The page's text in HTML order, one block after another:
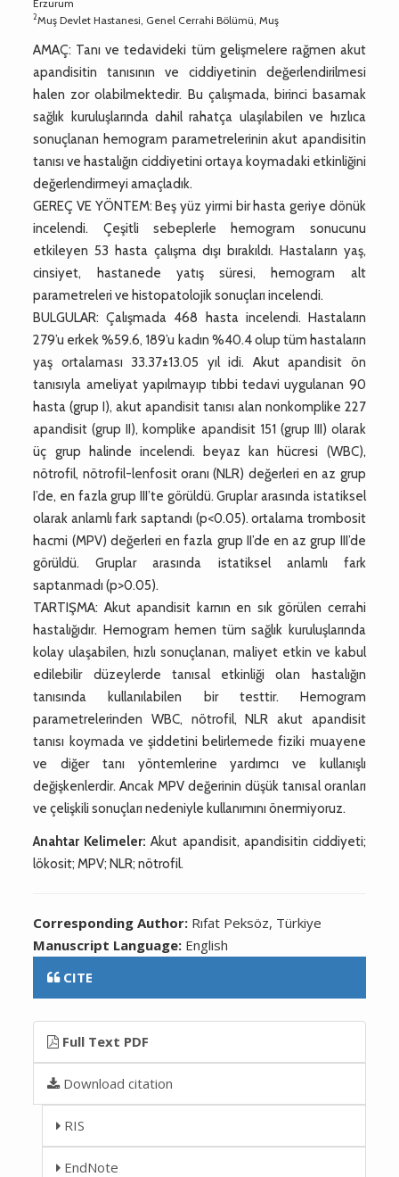
Erzurum
2Muş Devlet Hastanesi, Genel Cerrahi Bölümü, Muş
AMAÇ: Tanı ve tedavideki tüm gelişmelere rağmen akut
apandisitin tanısının ve ciddiyetinin değerlendirilmesi
halen zor olabilmektedir. Bu çalışmada, birinci basamak
sağlık kuruluşlarında dahil rahatça ulaşılabilen ve hızlıca
sonuçlanan hemogram parametrelerinin akut apandisitin
tanısı ve hastalığın ciddiyetini ortaya koymadaki etkinliğini
değerlendirmeyi amaçladık.
GEREÇ VE YÖNTEM: Beş yüz yirmi bir hasta geriye dönük
incelendi. Çeşitli sebeplerle hemogram sonucunu
etkileyen 53 hasta çalışma dışı bırakıldı. Hastaların yaş,
cinsiyet, hastanede yatış süresi, hemogram alt
parametreleri ve histopatolojik sonuçları incelendi.
BULGULAR: Çalışmada 468 hasta incelendi. Hastaların
279’u erkek %59.6, 189’u kadın %40.4 olup tüm hastaların
yaş ortalaması 33.37±13.05 yıl idi. Akut apandisit ön
tanısıyla ameliyat yapılmayıp tıbbi tedavi uygulanan 90
hasta (grup I), akut apandisit tanısı alan nonkomplike 227
apandisit (grup II), komplike apandisit 151 (grup III) olarak
üç grup halinde incelendi. beyaz kan hücresi (WBC),
nötrofil, nötrofil-lenfosit oranı (NLR) değerleri en az grup
I’de, en fazla grup III’te görüldü. Gruplar arasında istatiksel
olarak anlamlı fark saptandı (p<0.05). ortalama trombosit
hacmi (MPV) değerleri en fazla grup II’de en az grup III’de
görüldü. Gruplar arasında istatiksel anlamlı fark
saptanmadı (p>0.05).
TARTIŞMA: Akut apandisit karnın en sık görülen cerrahi
hastalığıdır. Hemogram hemen tüm sağlık kuruluşlarında
kolay ulaşabilen, hızlı sonuçlanan, maliyet etkin ve kabul
edilebilir düzeylerde tanısal etkinliği olan hastalığın
tanısında kullanılabilen bir testtir. Hemogram
parametrelerinden WBC, nötrofil, NLR akut apandisit
tanısı koymada ve şiddetini belirlemede fiziki muayene
ve diğer tanı yöntemlerine yardımcı ve kullanışlı
değişkenlerdir. Ancak MPV değerinin düşük tanısal oranları
ve çelişkili sonuçları nedeniyle kullanımını önermiyoruz.
Anahtar Kelimeler: Akut apandisit, apandisitin ciddiyeti;
lökosit; MPV; NLR; nötrofil.
Corresponding Author: Rıfat Peksöz, Türkiye
Manuscript Language: English
CITE
Full Text PDF
Download citation
RIS
EndNote